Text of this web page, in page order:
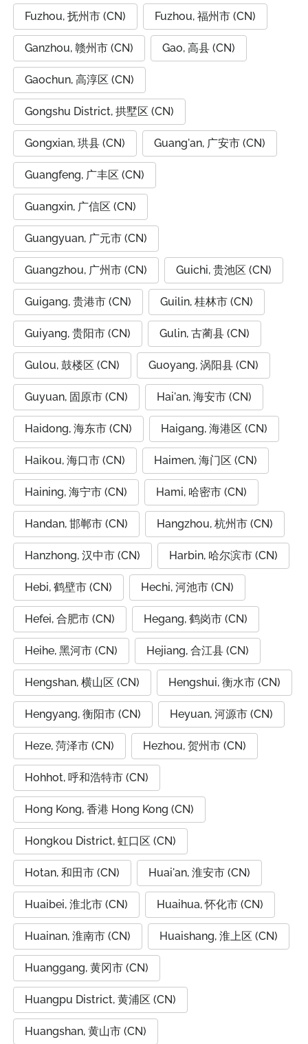
Fuzhou, 抚州市 (CN) Fuzhou, 福州市 (CN)
Ganzhou, 赣州市 (CN) Gao, 高县 (CN)
Gaochun, 高淳区 (CN)
Gongshu District, 拱墅区 (CN)
Gongxian, 珙县 (CN) Guang'an, 广安市 (CN)
Guangfeng, 广丰区 (CN)
Guangxin, 广信区 (CN)
Guangyuan, 广元市 (CN)
Guangzhou, 广州市 (CN) Guichi, 贵池区 (CN)
Guigang, 贵港市 (CN) Guilin, 桂林市 (CN)
Guiyang, 贵阳市 (CN) Gulin, 古蔺县 (CN)
Gulou, 鼓楼区 (CN) Guoyang, 涡阳县 (CN)
Guyuan, 固原市 (CN) Hai'an, 海安市 (CN)
Haidong, 海东市 (CN) Haigang, 海港区 (CN)
Haikou, 海口市 (CN) Haimen, 海门区 (CN)
Haining, 海宁市 (CN) Hami, 哈密市 (CN)
Handan, 邯郸市 (CN) Hangzhou, 杭州市 (CN)
Hanzhong, 汉中市 (CN) Harbin, 哈尔滨市 (CN)
Hebi, 鹤壁市 (CN) Hechi, 河池市 (CN)
Hefei, 合肥市 (CN) Hegang, 鹤岗市 (CN)
Heihe, 黑河市 (CN) Hejiang, 合江县 (CN)
Hengshan, 横山区 (CN) Hengshui, 衡水市 (CN)
Hengyang, 衡阳市 (CN) Heyuan, 河源市 (CN)
Heze, 菏泽市 (CN) Hezhou, 贺州市 (CN)
Hohhot, 呼和浩特市 (CN)
Hong Kong, 香港 Hong Kong (CN)
Hongkou District, 虹口区 (CN)
Hotan, 和田市 (CN) Huai'an, 淮安市 (CN)
Huaibei, 淮北市 (CN) Huaihua, 怀化市 (CN)
Huainan, 淮南市 (CN) Huaishang, 淮上区 (CN)
Huanggang, 黄冈市 (CN)
Huangpu District, 黄浦区 (CN)
Huangshan, 黄山市 (CN)